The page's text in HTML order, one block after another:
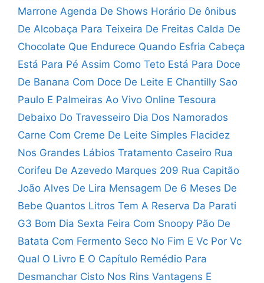
Marrone Agenda De Shows Horário De ônibus
De Alcobaça Para Teixeira De Freitas Calda De
Chocolate Que Endurece Quando Esfria Cabeça
Está Para Pé Assim Como Teto Está Para Doce
De Banana Com Doce De Leite E Chantilly Sao
Paulo E Palmeiras Ao Vivo Online Tesoura
Debaixo Do Travesseiro Dia Dos Namorados
Carne Com Creme De Leite Simples Flacidez
Nos Grandes Lábios Tratamento Caseiro Rua
Corifeu De Azevedo Marques 209 Rua Capitão
João Alves De Lira Mensagem De 6 Meses De
Bebe Quantos Litros Tem A Reserva Da Parati
G3 Bom Dia Sexta Feira Com Snoopy Pão De
Batata Com Fermento Seco No Fim E Vc Por Vc
Qual O Livro E O Capítulo Remédio Para
Desmanchar Cisto Nos Rins Vantagens E